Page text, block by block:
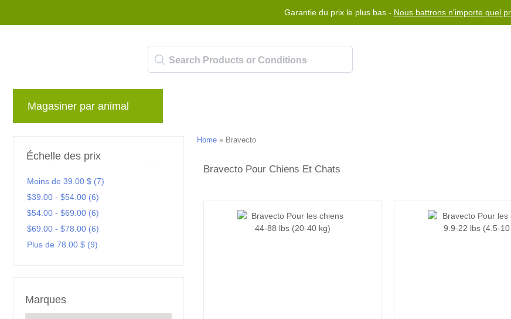
Garantie du prix le plus bas - Nous battrons n'importe quel
Magasiner par animal
Échelle des prix
Moins de 39.00 $ (7)
$39.00 - $54.00 (6)
$54.00 - $69.00 (6)
$69.00 - $78.00 (6)
Plus de 78.00 $ (9)
Marques
Home » Bravecto
Bravecto Pour Chiens Et Chats